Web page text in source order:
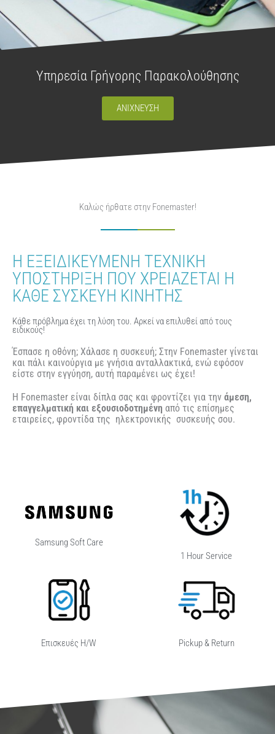
Υπηρεσία Γρήγορης Παρακολούθησης
ΑΝΙΧΝΕΥΣΗ
Καλώς ήρθατε στην Fonemaster!
Η ΕΞΕΙΔΙΚΕΥΜΕΝΗ ΤΕΧΝΙΚΗ
ΥΠΟΣΤΗΡΙΞΗ ΠΟΥ ΧΡΕΙΑΖΕΤΑΙ Η
ΚΑΘΕ ΣΥΣΚΕΥΗ ΚΙΝΗΤΗΣ​
Κάθε πρόβλημα έχει τη λύση του. Αρκεί να επιλυθεί από τους
ειδικούς!
Έσπασε η οθόνη; Xάλασε η συσκευή; Στην Fonemaster γίνεται
και πάλι καινούργια με γνήσια ανταλλακτικά, ενώ εφόσον
είστε στην εγγύηση, αυτή παραμένει ως έχει!
Η Fonemaster είναι δίπλα σας και φροντίζει για την άμεση,
επαγγελματική και εξουσιοδοτημένη από τις επίσημες
εταιρείες, φροντίδα της ηλεκτρονικής συσκευής σου.
Samsung Soft Care
1 Hour Service
Επισκευές H/W Pickup & Return